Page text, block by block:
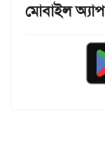
মোবাইল অ্যাপ